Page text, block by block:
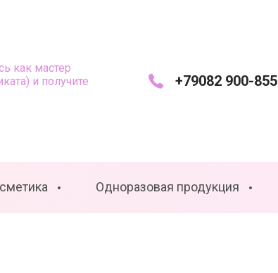
как мастер
и получите
+79082 900-855
Одноразовая продукция